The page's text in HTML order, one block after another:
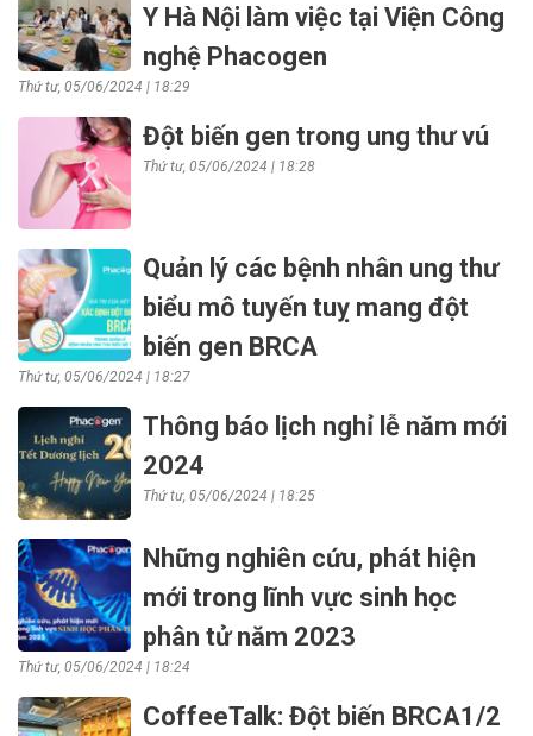
Y Hà Nội làm việc tại Viện Công
nghệ Phacogen
Thứ tư, 05/06/2024 | 18:29
Đột biến gen trong ung thư vú
Thứ tư, 05/06/2024 | 18:28
Quản lý các bệnh nhân ung thư
biểu mô tuyến tuỵ mang đột
biến gen BRCA
Thứ tư, 05/06/2024 | 18:27
Thông báo lịch nghỉ lễ năm mới
2024
Thứ tư, 05/06/2024 | 18:25
Những nghiên cứu, phát hiện
mới trong lĩnh vực sinh học
phân tử năm 2023
Thứ tư, 05/06/2024 | 18:24
CoffeeTalk: Đột biến BRCA1/2